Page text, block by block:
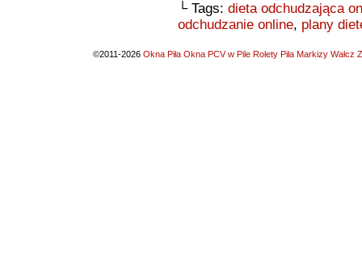
└ Tags: dieta odchudzająca
odchudzanie online, plany
©2011-2026 Okna Piła Okna PCV w Pile Rolety Piła Markizy Wałcz